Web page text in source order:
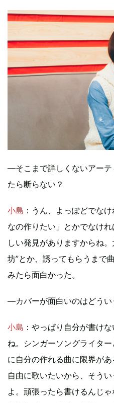
―そこまで詳しくないアー
たら断らない？
小島 ：うん、よっぽどでな
なの作りたい」とかでなけ
しい発見がありますからね
坊”とか、誘ってもらうまで
みたら面白かった。
―カバーが面白いのはどうい
小島 ：やっぱり自分が書け
ね。シンガーソングライタ
に自分の作れる曲に限界が
自由に歌いたいから、そう
よ。頑張ったら書けるんじ